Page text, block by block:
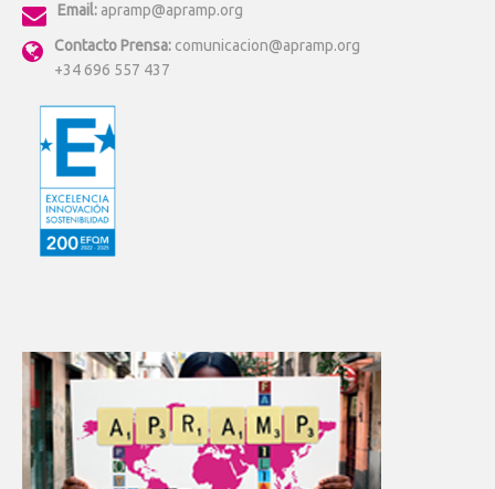
Email: apramp@apramp.org
Contacto Prensa: comunicacion@apramp.org
+34 696 557 437